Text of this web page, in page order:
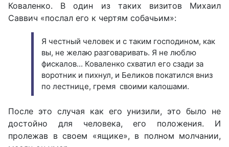
Коваленко. В один из таких визитов Михаил
Саввич «послал его к чертям собачьим»:
Я честный человек и с таким господином, как
вы, не желаю разговаривать. Я не люблю
фискалов... Коваленко схватил его сзади за
воротник и пихнул, и Беликов покатился вниз
по лестнице, гремя своими калошами.
После это случая как его унизили, это было не
достойно для человека, его положения. И
пролежав в своем «ящике», в полном молчании,